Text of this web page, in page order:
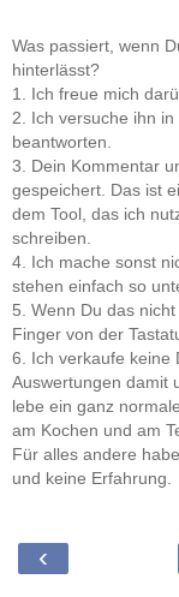
Was passiert, wenn
hinterlässt?
1. Ich freue mich
2. Ich versuche ihn
beantworten.
3. Dein Kommentar
gespeichert. Das ist
dem Tool, das ich
schreiben.
4. Ich mache sonst
stehen einfach so
5. Wenn Du das
Finger von der
6. Ich verkaufe keine
Auswertungen damit
lebe ein ganz
am Kochen und am
Für alles andere
und keine Erfahrung.
‹